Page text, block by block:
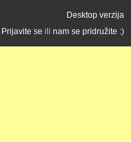
Desktop verzija
Prijavite se ili nam se pridružite :)